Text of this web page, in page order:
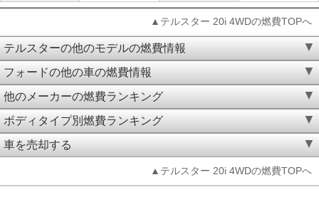
▲テルスター 20i 4WDの燃費TOPへ
テルスターの他のモデルの燃費情報
フォードの他の車の燃費情報
他のメーカーの燃費ランキング
ボディタイプ別燃費ランキング
車を売却する
▲テルスター 20i 4WDの燃費TOPへ